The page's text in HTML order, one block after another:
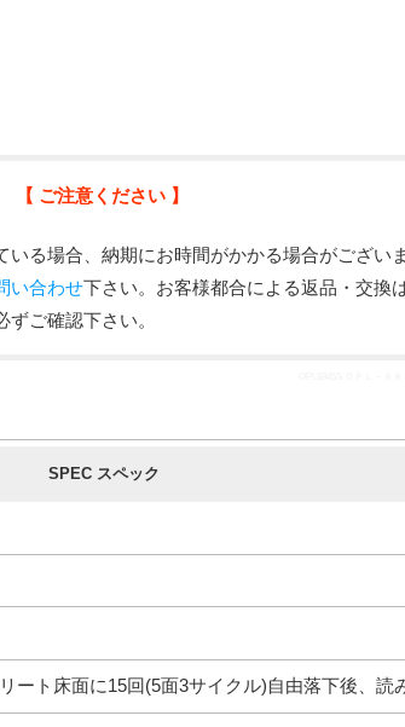
【 ご注意ください 】
る場合、納期にお時間がかかる場合がござい
い合わせ下さい。お客様都合による返品・交換
ご確認下さい。
SPEC スペック
ート床面に15回(5面3サイクル)自由落下後、読